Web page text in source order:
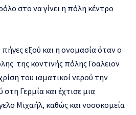
στο να γίνει η πόλη κέντρο
πήγες εξού και η ονομασία όταν ο
της κοντινής πόλης Γοαλειον
του ιαματικοί νερού την
Γερμία και έχτισε μια
Μιχαήλ, καθώς και νοσοκομεία